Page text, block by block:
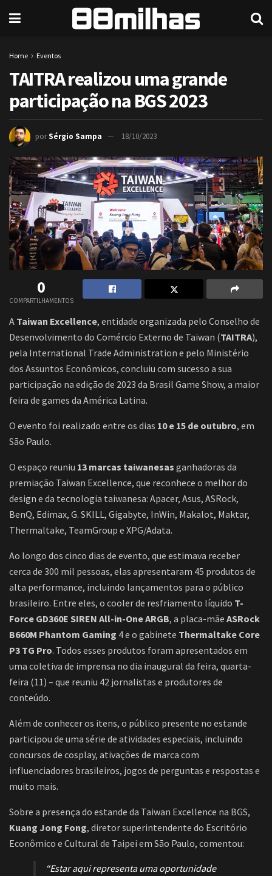
Home Eventos
TAITRA realizou uma grande
participação na BGS 2023
porSérgio Sampa 18/10/2023
0
COMPARTILHAMENTOS
A Taiwan Excellence, entidade organizada pelo Conselho de
Desenvolvimento do Comércio Externo de Taiwan (TAITRA),
pela International Trade Administration e pelo Ministério
dos Assuntos Econômicos, concluiu com sucesso a sua
participação na edição de 2023 da Brasil Game Show, a maior
feira de games da América Latina.
O evento foi realizado entre os dias 10 e 15 de outubro, em
São Paulo.
O espaço reuniu 13 marcas taiwanesas ganhadoras da
premiação Taiwan Excellence, que reconhece o melhor do
design e da tecnologia taiwanesa: Apacer, Asus, ASRock,
BenQ, Edimax, G. SKILL, Gigabyte, InWin, Makalot, Maktar,
Thermaltake, TeamGroup e XPG/Adata.
Ao longo dos cinco dias de evento, que estimava receber
cerca de 300 mil pessoas, elas apresentaram 45 produtos de
alta performance, incluindo lançamentos para o público
brasileiro. Entre eles, o cooler de resfriamento líquido T-
Force GD360E SIREN All-in-One ARGB, a placa-mãe ASRock
B660M Phantom Gaming 4 e o gabinete Thermaltake Core
P3 TG Pro. Todos esses produtos foram apresentados em
uma coletiva de imprensa no dia inaugural da feira, quarta-
feira (11) – que reuniu 42 jornalistas e produtores de
conteúdo.
Além de conhecer os itens, o público presente no estande
participou de uma série de atividades especiais, incluindo
concursos de cosplay, ativações de marca com
influenciadores brasileiros, jogos de perguntas e respostas e
muito mais.
Sobre a presença do estande da Taiwan Excellence na BGS,
Kuang Jong Fong, diretor superintendente do Escritório
Econômico e Cultural de Taipei em São Paulo, comentou:
“Estar aqui representa uma oportunidade